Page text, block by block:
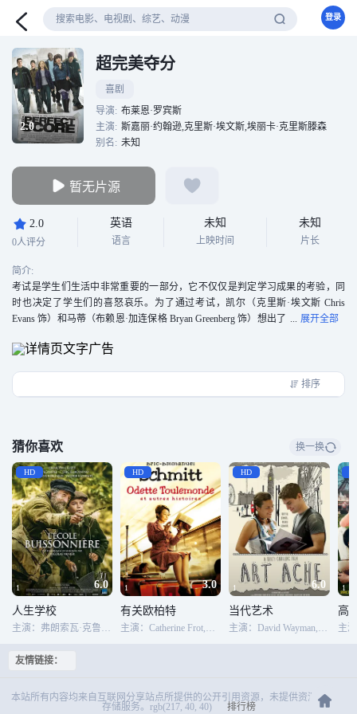
登录
2.0
超完美夺分
喜剧
导演: 布莱恩·罗宾斯
主演: 斯嘉丽·约翰逊,克里斯·埃文斯,埃丽卡·克里斯滕森
别名: 未知
暂无片源
2.0
0人评分
英语
语言
未知
上映时间
未知
片长
简介:
考试是学生们生活中非常重要的一部分，它不仅仅是判定学习成果的考验，同
时也决定了学生们的喜怒哀乐。为了通过考试，凯尔（克里斯·埃文斯 Chris
Evans 饰）和马蒂（布赖恩·加连保格 Bryan Greenberg 饰）想出了
这一计划很快就受到了同伴们的支持，漂亮冷艳的大
克里斯滕森 Erika Christensen 饰），运动健将
罗兹（Darius Miles 饰）等身怀绝技的高手纷纷入伙。面对戒备森严的
排序
猜你喜欢 换一换
1 6.0
HD
人生学校
主演：弗朗索瓦·克鲁塞,让·斯坎德尔,埃里克·埃尔莫斯尼诺,弗朗索瓦·贝莱昂,瓦蕾丽·卡尔桑迪,托马·迪朗,伊洛娜·卡布雷拉,于尔班·康塞利埃,阿菲·班·巴德拉,洛朗·杰拉
1 3.0
HD
有关欧柏特
主演：Catherine Frot,Albert Dupontel
1 6.0
HD
当代艺术
主演：David Wayman,Sharlit Deyzac,Dee Tails,阿德里安·布薛特,Louis Bernard,Judy Buxton,Charlotte Lewis,Alex Dee,Jeffrey Holland,Bill Hutchens,Jonathan Hansler,Rachel Gemaehling,Paul Dewdney,Pauline Cousty,丽贝卡·沃尔什
1
高
友情链接：
本站所有内容均来自互联网分享站点所提供的公开引用资源，未提供资源上传、
存储服务。rgb(217, 40, 40)
排行榜